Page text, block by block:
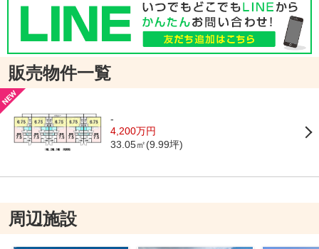
販売物件一覧
-
4,200万円
33.05㎡(9.99坪)
周辺施設